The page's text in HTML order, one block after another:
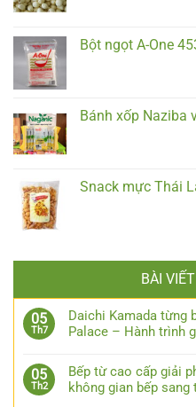
Bột ngọt A-One
Bánh xốp Naziba
Snack mực Thái
BÀI
05
Th7
Daichi Kamada từng
Palace – Hành trình
05
Th2
Bếp từ cao cấp giải
không gian bếp sang